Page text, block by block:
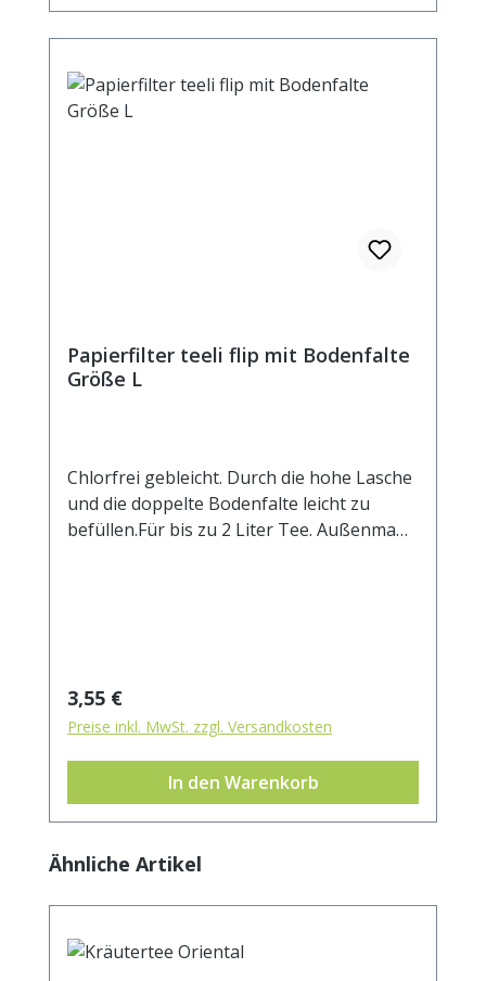
Papierfilter teeli flip mit Bodenfalte
Größe L
Chlorfrei gebleicht. Durch die hohe Lasche
und die doppelte Bodenfalte leicht zu
befüllen.Für bis zu 2 Liter Tee. Außenmaß
Regulärer Preis:
3,55 €
Preise inkl. MwSt. zzgl. Versandkosten
In den Warenkorb
Produktgalerie überspringen
Ähnliche Artikel